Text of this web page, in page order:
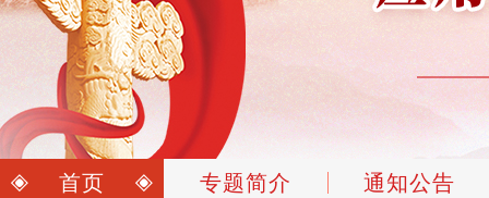
首页 专题简介 通知公告